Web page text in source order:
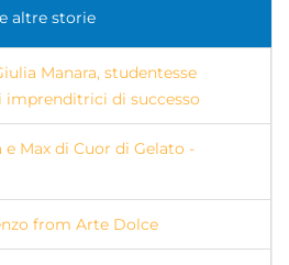
altre storie
Manara, studentesse
imprenditrici di successo
e Max di Cuor di Gelato -
from Arte Dolce